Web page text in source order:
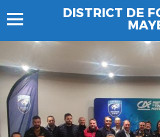
DISTRICT DE